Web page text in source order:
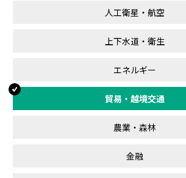
人工衛星・航空
上下水道・衛生
エネルギー
貿易・越境交通
農業・森林
金融